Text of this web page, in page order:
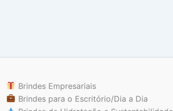
Brindes Empresariais
Brindes para o Escritório/Dia a Dia